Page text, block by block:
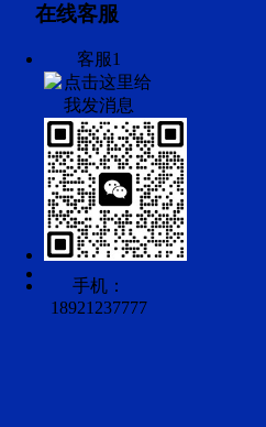
在线客服
客服1
手机：
18921237777